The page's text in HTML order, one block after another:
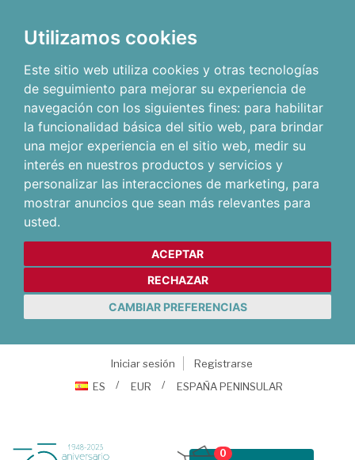
Utilizamos cookies
Este sitio web utiliza cookies y otras tecnologías
de seguimiento para mejorar su experiencia de
navegación con los siguientes fines: para habilitar
la funcionalidad básica del sitio web, para brindar
una mejor experiencia en el sitio web, medir su
interés en nuestros productos y servicios y
personalizar las interacciones de marketing, para
mostrar anuncios que sean más relevantes para
usted.
ACEPTAR
RECHAZAR
CAMBIAR PREFERENCIAS
Iniciar sesión
Registrarse
ES
EUR ESPAÑA PENINSULAR
0